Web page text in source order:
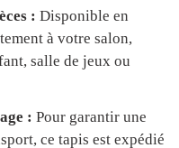
: Disponible en
à votre salon,
salle de jeux ou
: Pour garantir une
ce tapis est expédié